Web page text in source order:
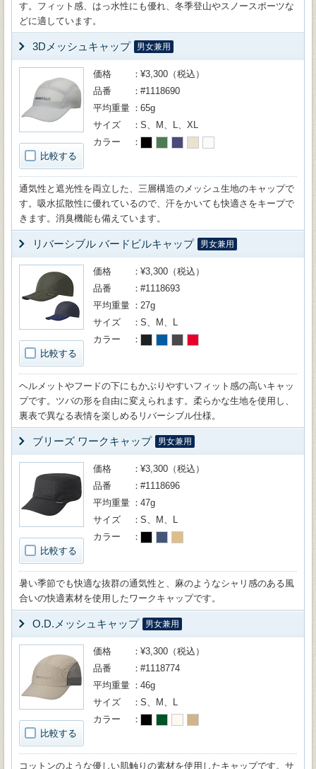
す。フィット感、はっ水性にも優れ、冬季登山やスノースポーツな
どに適しています。
3Dメッシュキャップ 男女兼用
比較する
価格
¥3,300（税込）
品番
#1118690
平均重量
65g
サイズ
S、M、L、XL
カラー
通気性と遮光性を両立した、三層構造のメッシュ生地のキャップで
す。吸水拡散性に優れているので、汗をかいても快適さをキープで
きます。消臭機能も備えています。
リバーシブル バードビルキャップ 男女兼用
比較する
価格
¥3,300（税込）
品番
#1118693
平均重量
27g
サイズ
S、M、L
カラー
ヘルメットやフードの下にもかぶりやすいフィット感の高いキャッ
プです。ツバの形を自由に変えられます。柔らかな生地を使用し、
裏表で異なる表情を楽しめるリバーシブル仕様。
ブリーズ ワークキャップ 男女兼用
比較する
価格
¥3,300（税込）
品番
#1118696
平均重量
47g
サイズ
S、M、L
カラー
暑い季節でも快適な抜群の通気性と、麻のようなシャリ感のある風
合いの快適素材を使用したワークキャップです。
O.D.メッシュキャップ 男女兼用
比較する
価格
¥3,300（税込）
品番
#1118774
平均重量
46g
サイズ
S、M、L
カラー
コットンのような優しい肌触りの素材を使用したキャップです。サ